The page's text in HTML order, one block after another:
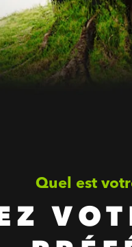
Quel est